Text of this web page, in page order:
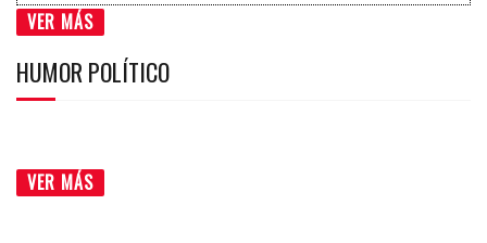
VER MÁS
HUMOR POLÍTICO
VER MÁS